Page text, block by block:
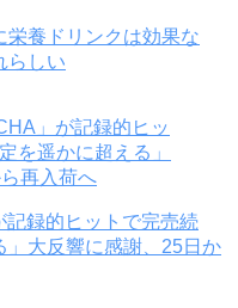
栄養ドリンクは効果な
らしい
記録的ヒットで完売続
大反響に感謝、25日か